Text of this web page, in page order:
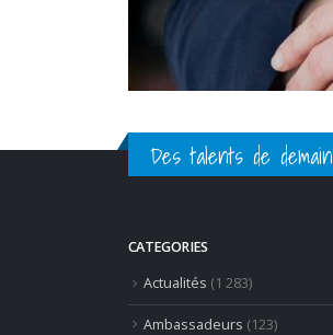
Des talents de demain
CATEGORIES
Actualités (1 283)
Ambassadeurs (123)